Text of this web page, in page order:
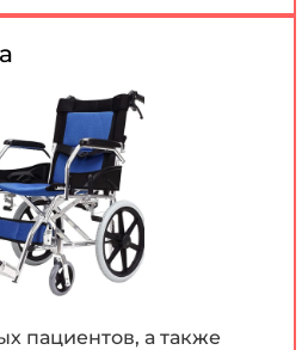
пациентов, а также